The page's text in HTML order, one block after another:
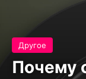
Другое
Почему